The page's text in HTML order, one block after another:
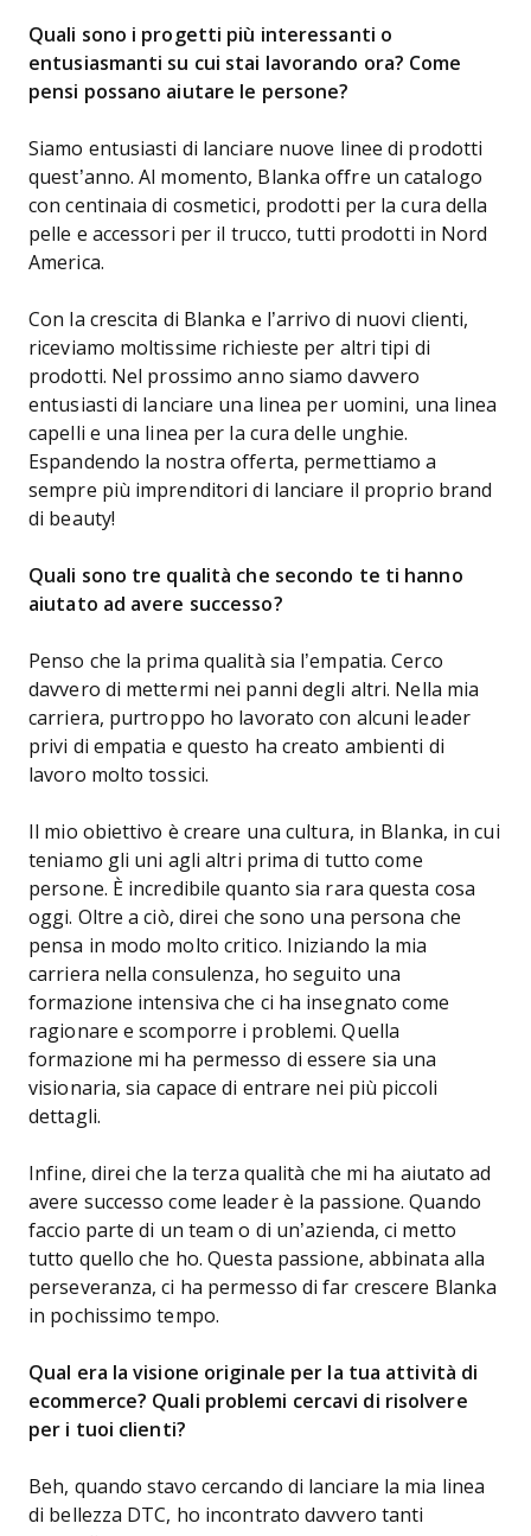
Quali sono i progetti più interessanti o
entusiasmanti su cui stai lavorando ora? Come
pensi possano aiutare le persone?
Siamo entusiasti di lanciare nuove linee di prodotti
quest’anno. Al momento, Blanka offre un catalogo
con centinaia di cosmetici, prodotti per la cura della
pelle e accessori per il trucco, tutti prodotti in Nord
America.
Con la crescita di Blanka e l’arrivo di nuovi clienti,
riceviamo moltissime richieste per altri tipi di
prodotti. Nel prossimo anno siamo davvero
entusiasti di lanciare una linea per uomini, una linea
capelli e una linea per la cura delle unghie.
Espandendo la nostra offerta, permettiamo a
sempre più imprenditori di lanciare il proprio brand
di beauty!
Quali sono tre qualità che secondo te ti hanno
aiutato ad avere successo?
Penso che la prima qualità sia l’empatia. Cerco
davvero di mettermi nei panni degli altri. Nella mia
carriera, purtroppo ho lavorato con alcuni leader
privi di empatia e questo ha creato ambienti di
lavoro molto tossici.
Il mio obiettivo è creare una cultura, in Blanka, in cui
teniamo gli uni agli altri prima di tutto come
persone. È incredibile quanto sia rara questa cosa
oggi. Oltre a ciò, direi che sono una persona che
pensa in modo molto critico. Iniziando la mia
carriera nella consulenza, ho seguito una
formazione intensiva che ci ha insegnato come
ragionare e scomporre i problemi. Quella
formazione mi ha permesso di essere sia una
visionaria, sia capace di entrare nei più piccoli
dettagli.
Infine, direi che la terza qualità che mi ha aiutato ad
avere successo come leader è la passione. Quando
faccio parte di un team o di un’azienda, ci metto
tutto quello che ho. Questa passione, abbinata alla
perseveranza, ci ha permesso di far crescere Blanka
in pochissimo tempo.
Qual era la visione originale per la tua attività di
ecommerce? Quali problemi cercavi di risolvere
per i tuoi clienti?
Beh, quando stavo cercando di lanciare la mia linea
di bellezza DTC, ho incontrato davvero tanti